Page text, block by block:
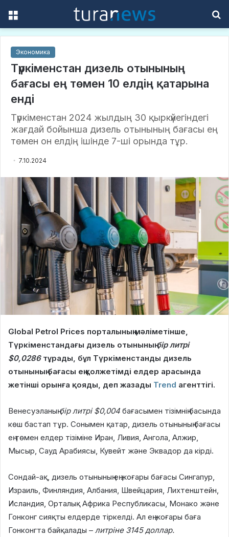
Экономика
Түркіменстан дизель отынының
бағасы ең төмен 10 елдің қатарына
енді
Түркіменстан 2024 жылдың 30 қыркүйегіндегі
жағдай бойынша дизель отынының бағасы ең
төмен он елдің ішінде 7-ші орында тұр.
7.10.2024
Global Petrol Prices порталының мәліметінше,
Түркіменстандағы дизель отыныныңбір литрі
$0,0286тұрады, бұл Түркіменстанды дизель
отынының бағасы ең қолжетімді елдер арасында
жетінші орынға қояды, деп жазады Trend агенттігі.
Венесуэланыңбір литрі $0,004 бағасымен тізімнің басында
көш бастап тұр. Сонымен қатар, дизель отынының бағасы
ең төмен елдер тізіміне Иран, Ливия, Ангола, Алжир,
Мысыр, Сауд Арабиясы, Кувейт және Эквадор да кірді.
Сондай-ақ, дизель отынының ең жоғары бағасы Сингапур,
Израиль, Финляндия, Албания, Швейцария, Лихтенштейн,
Исландия, Орталық Африка Республикасы, Монако және
Гонконг сияқты елдерде тіркелді. Ал ең жоғары баға
Гонконгта байқалады – литріне 3145 доллар.